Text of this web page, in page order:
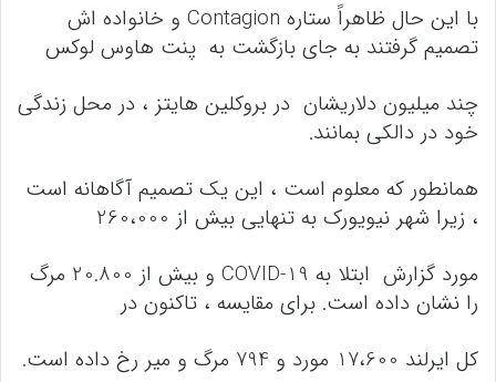
با این حال ظاهراً ستاره Contagion و خانواده اش
تصمیم گرفتند به جای بازگشت به پنت هاوس لوکس
چند میلیون دلاریشان در بروکلین هایتز ، در محل زندگی
خود در دالکی بمانند.
همانطور که معلوم است ، این یک تصمیم آگاهانه است
، زیرا شهر نیویورک به تنهایی بیش از 260،000
مورد گزارش ابتلا به COVID-19 و بیش از 20.800 مرگ
را نشان داده است. برای مقایسه ، تاکنون در
کل ایرلند 17،600 مورد و 794 مرگ و میر رخ داده است.